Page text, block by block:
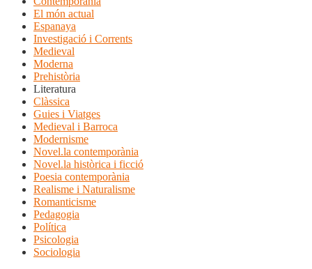
El món actual
Espanaya
Investigació i Corrents
Medieval
Moderna
Prehistòria
Literatura
Clàssica
Guies i Viatges
Medieval i Barroca
Modernisme
Novel.la contemporània
Novel.la històrica i ficció
Poesia contemporània
Realisme i Naturalisme
Romanticisme
Pedagogia
Política
Psicologia
Sociologia